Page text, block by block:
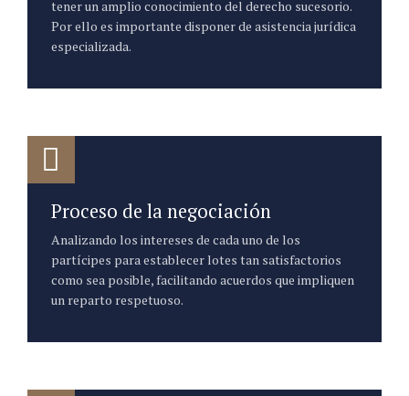
tener un amplio conocimiento del derecho sucesorio.
Por ello es importante disponer de asistencia jurídica
especializada.
Proceso de la negociación
Analizando los intereses de cada uno de los
partícipes para establecer lotes tan satisfactorios
como sea posible, facilitando acuerdos que impliquen
un reparto respetuoso.